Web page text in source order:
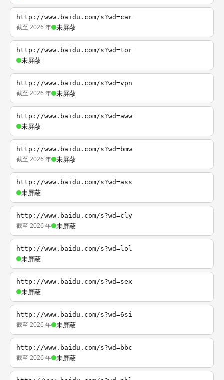
http://www.baidu.com/s?wd=car
截至 2026 年 未屏蔽
http://www.baidu.com/s?wd=tor
未屏蔽
http://www.baidu.com/s?wd=vpn
截至 2026 年 未屏蔽
http://www.baidu.com/s?wd=aww
未屏蔽
http://www.baidu.com/s?wd=bmw
截至 2026 年 未屏蔽
http://www.baidu.com/s?wd=ass
未屏蔽
http://www.baidu.com/s?wd=cly
截至 2026 年 未屏蔽
http://www.baidu.com/s?wd=lol
未屏蔽
http://www.baidu.com/s?wd=sex
未屏蔽
http://www.baidu.com/s?wd=6si
截至 2026 年 未屏蔽
http://www.baidu.com/s?wd=bbc
截至 2026 年 未屏蔽